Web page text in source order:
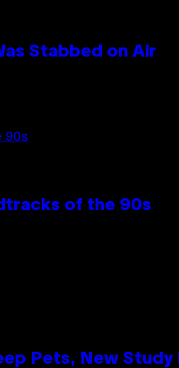
Stabbed on Air
of the 90s
Pets, New Study